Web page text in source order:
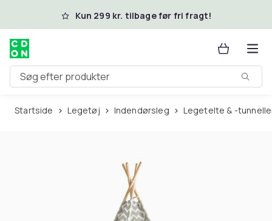
Spring til hovedindhold
Kun 299 kr. tilbage før fri fragt!
Søg efter produkter
Startside Legetøj Indendørsleg Legetelte & -